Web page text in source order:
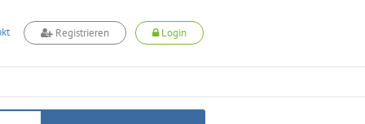
Registrieren Login